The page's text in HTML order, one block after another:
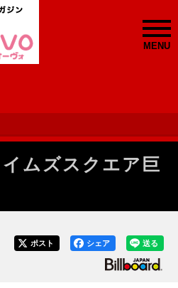
MENU
ムズスクエア巨
送る
シェア
ポスト